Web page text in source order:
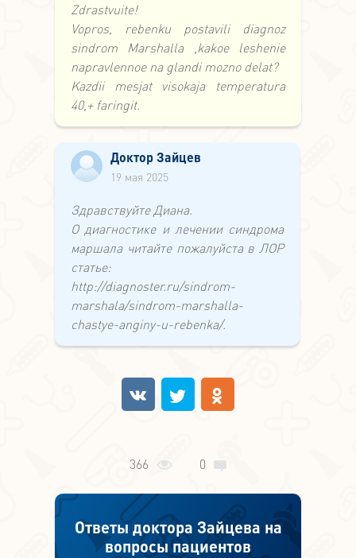
Zdrastvuite!
Vopros, rebenku postavili diagnoz
sindrom Marshalla ,kakoe leshenie
napravlennoe na glandi mozno delat?
Kazdii mesjat visokaja temperatura
40,+ faringit.
Доктор Зайцев
19 мая 2025
Здравствуйте Диана.
О диагностике и лечении синдрома
маршала читайте пожалуйста в ЛОР
статье:
http://diagnoster.ru/sindrom-
marshala/sindrom-marshalla-
chastye-anginy-u-rebenka/.
366 0
Ответы доктора Зайцева на
вопросы пациентов